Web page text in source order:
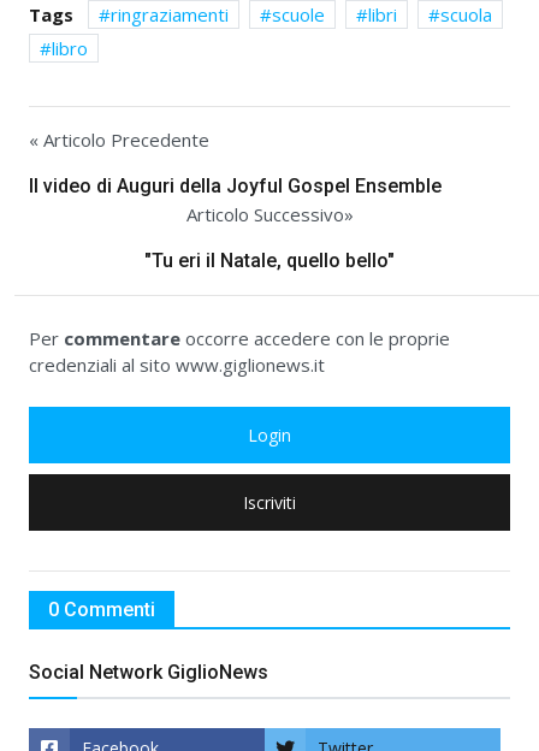
Tags ringraziamenti scuole libri
scuola
libro
« Articolo Precedente
Il video di Auguri della Joyful Gospel Ensemble
Articolo Successivo»
"Tu eri il Natale, quello bello"
Per commentare occorre accedere con le proprie
credenziali al sito www.giglionews.it
Login
Iscriviti
0 Commenti
Social Network GiglioNews